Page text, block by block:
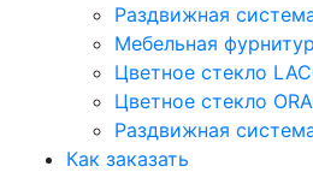
Раздвижная
Мебельная
Цветное стекло
Цветное стекло
Раздвижная
Как заказать